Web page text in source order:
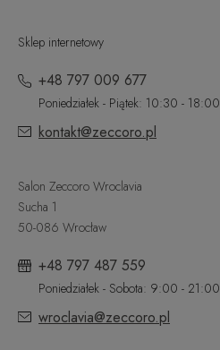
Sklep internetowy
+48 797 009 677
Poniedziałek - Piątek: 10:30 - 18:00
kontakt@zeccoro.pl
Salon Zeccoro Wroclavia
Sucha 1
50-086 Wrocław
+48 797 487 559
Poniedziałek - Sobota: 9:00 - 21:00
wroclavia@zeccoro.pl